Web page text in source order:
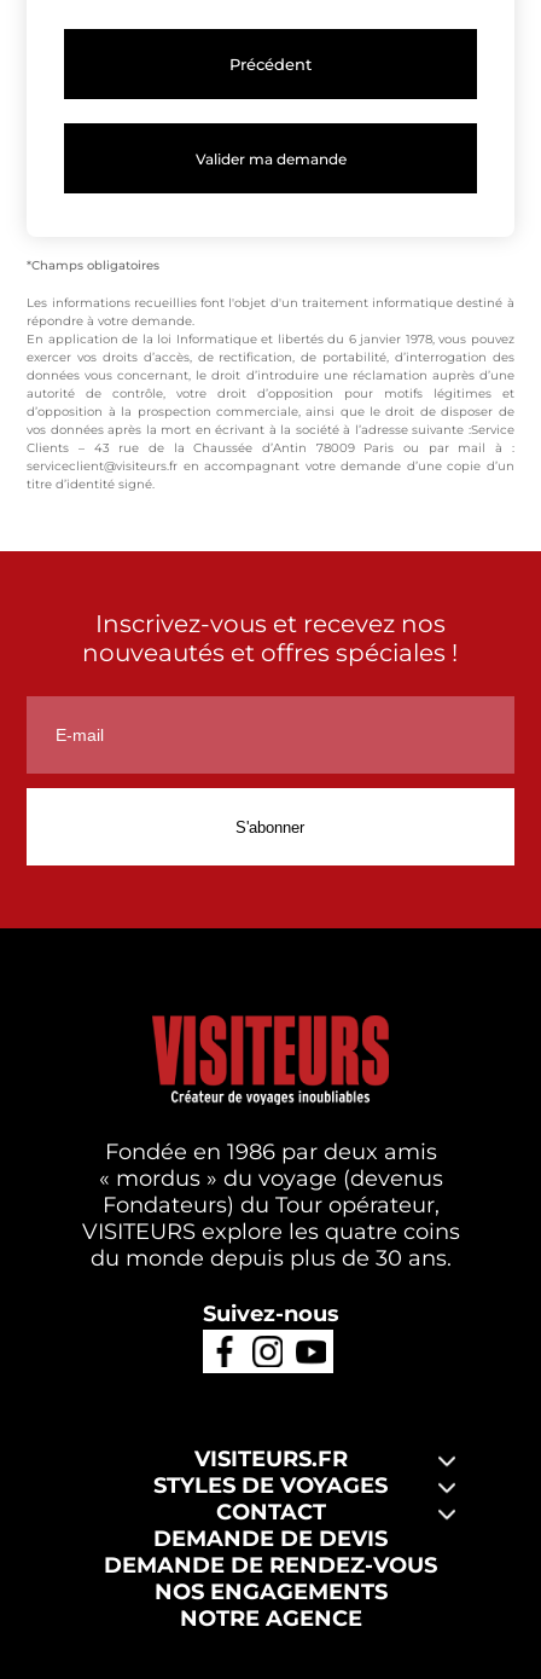
Précédent
*Champs obligatoires
Les informations recueillies font l'objet d'un traitement informatique destiné à
répondre à votre demande.
En application de la loi Informatique et libertés du 6 janvier 1978, vous pouvez
exercer vos droits d’accès, de rectification, de portabilité, d’interrogation des
données vous concernant, le droit d’introduire une réclamation auprès d’une
autorité de contrôle, votre droit d’opposition pour motifs légitimes et
d’opposition à la prospection commerciale, ainsi que le droit de disposer de
vos données après la mort en écrivant à la société à l’adresse suivante :Service
Clients – 43 rue de la Chaussée d’Antin 78009 Paris ou par mail à :
serviceclient@visiteurs.fr en accompagnant votre demande d’une copie d’un
titre d’identité signé.
Inscrivez-vous et recevez nos
nouveautés et offres spéciales !
Fondée en 1986 par deux amis
« mordus » du voyage (devenus
Fondateurs) du Tour opérateur,
VISITEURS explore les quatre coins
du monde depuis plus de 30 ans.
Suivez-nous
VISITEURS.FR
STYLES DE VOYAGES
CONTACT
DEMANDE DE DEVIS
DEMANDE DE RENDEZ-VOUS
NOS ENGAGEMENTS
NOTRE AGENCE